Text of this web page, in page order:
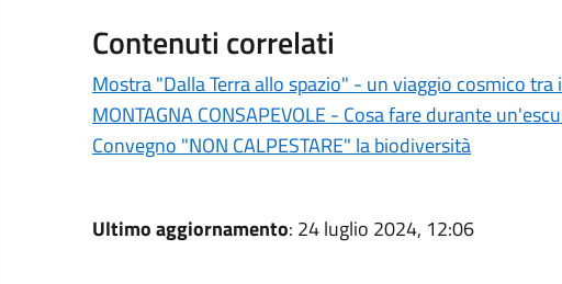
Contenuti correlati
Mostra "Dalla Terra allo spazio" - un viaggio cosmico
MONTAGNA CONSAPEVOLE - Cosa fare durante
Convegno "NON CALPESTARE" la biodiversità
Ultimo aggiornamento: 24 luglio 2024, 12:06